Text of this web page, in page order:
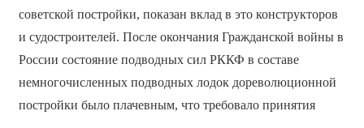
советской постройки, показан вклад в это конструкторов
и судостроителей. После окончания Гражданской войны в
России состояние подводных сил РККФ в составе
немногочисленных подводных лодок дореволюционной
постройки было плачевным, что требовало принятия